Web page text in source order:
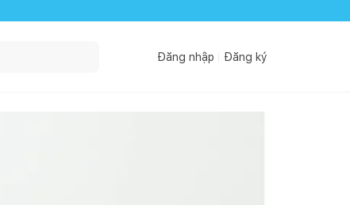
Đăng nhập Đăng ký